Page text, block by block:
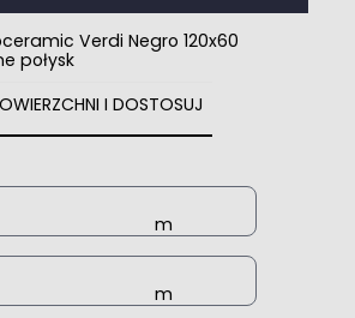
Verdi Negro 120x60
połysk
I DOSTOSUJ